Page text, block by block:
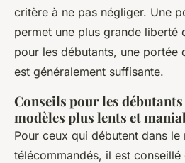
critère à ne pas négliger. Une
permet une plus grande liberté
pour les débutants, une portée
est généralement suffisante.
Conseils pour les
modèles plus lents et
Pour ceux qui débutent dans le
télécommandés, il est